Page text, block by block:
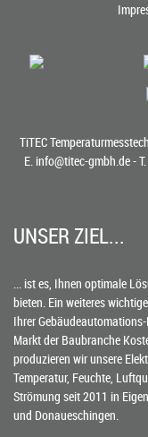
TiTEC
E. info@titec-gmbh.de- T.
UNSER ZIEL...
... ist es, Ihnen optimale
bieten. Ein weiteres
Ihrer
Markt der Baubranche
produzieren wir unsere
Temperatur, Feuchte,
Strömung seit 2011 in
und Donaueschingen.